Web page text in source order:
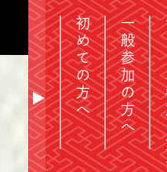
▲ 初めての方へ 一般参加の方へ